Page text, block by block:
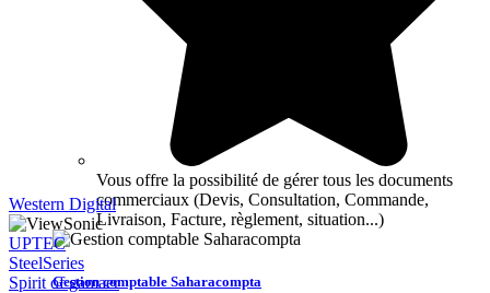
Vous offre la possibilité de gérer tous les documents
commerciaux (Devis, Consultation, Commande,
Livraison, Facture, règlement, situation...)
Gestion comptable Saharacompta
Western Digital
UPTEC
SteelSeries
Spirit of gamaer